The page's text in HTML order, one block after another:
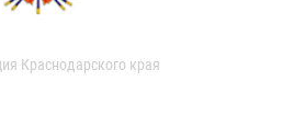
Краснодарского края